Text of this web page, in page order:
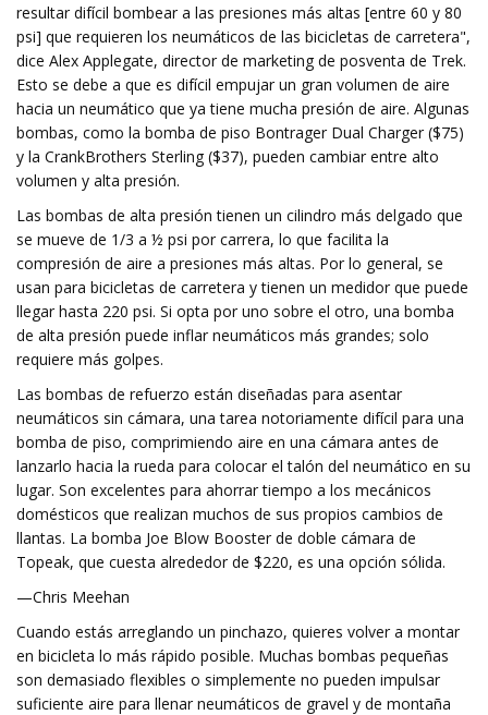
resultar difícil bombear a las presiones más altas [entre 60 y 80
psi] que requieren los neumáticos de las bicicletas de carretera",
dice Alex Applegate, director de marketing de posventa de Trek.
Esto se debe a que es difícil empujar un gran volumen de aire
hacia un neumático que ya tiene mucha presión de aire. Algunas
bombas, como la bomba de piso Bontrager Dual Charger ($75)
y la CrankBrothers Sterling ($37), pueden cambiar entre alto
volumen y alta presión.
Las bombas de alta presión tienen un cilindro más delgado que
se mueve de 1/3 a ½ psi por carrera, lo que facilita la
compresión de aire a presiones más altas. Por lo general, se
usan para bicicletas de carretera y tienen un medidor que puede
llegar hasta 220 psi. Si opta por uno sobre el otro, una bomba
de alta presión puede inflar neumáticos más grandes; solo
requiere más golpes.
Las bombas de refuerzo están diseñadas para asentar
neumáticos sin cámara, una tarea notoriamente difícil para una
bomba de piso, comprimiendo aire en una cámara antes de
lanzarlo hacia la rueda para colocar el talón del neumático en su
lugar. Son excelentes para ahorrar tiempo a los mecánicos
domésticos que realizan muchos de sus propios cambios de
llantas. La bomba Joe Blow Booster de doble cámara de
Topeak, que cuesta alrededor de $220, es una opción sólida.
—Chris Meehan
Cuando estás arreglando un pinchazo, quieres volver a montar
en bicicleta lo más rápido posible. Muchas bombas pequeñas
son demasiado flexibles o simplemente no pueden impulsar
suficiente aire para llenar neumáticos de gravel y de montaña